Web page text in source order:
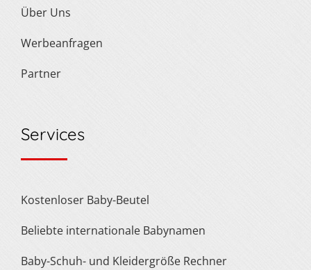
Über Uns
Werbeanfragen
Partner
Services
Kostenloser Baby-Beutel
Beliebte internationale Babynamen
Baby-Schuh- und Kleidergröße Rechner